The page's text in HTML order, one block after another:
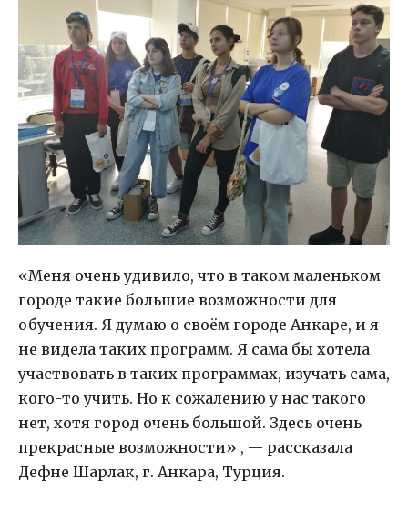
«Меня очень удивило, что в таком маленьком
городе такие большие возможности для
обучения. Я думаю о своём городе Анкаре, и я
не видела таких программ. Я сама бы хотела
участвовать в таких программах, изучать сама,
кого-то учить. Но к сожалению у нас такого
нет, хотя город очень большой. Здесь очень
прекрасные возможности» , — рассказала
Дефне Шарлак, г. Анкара, Турция.